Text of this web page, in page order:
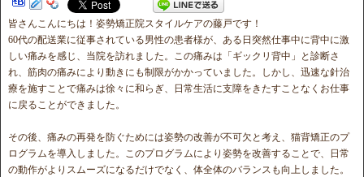
皆さんこんにちは！姿勢矯正院スタイルケアの藤戸です！
60代の配送業に従事されている男性の患者様が、ある日突然仕事中に背中に激
しい痛みを感じ、当院を訪れました。この痛みは「ギックリ背中」と診断さ
れ、筋肉の痛みにより動きにも制限がかかっていました。しかし、迅速な針治
療を施すことで痛みは徐々に和らぎ、日常生活に支障をきたすことなくお仕事
に戻ることができました。
その後、痛みの再発を防ぐためには姿勢の改善が不可欠と考え、猫背矯正のプ
ログラムを導入しました。このプログラムにより姿勢を改善することで、日常
の動作がよりスムーズになるだけでなく、体全体のバランスも向上しました。